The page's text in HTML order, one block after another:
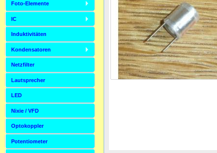
Foto-Elemente
IC
Induktivitäten
Kondensatoren
Netzfilter
Lautsprecher
LED
Nixie / VFD
Optokoppler
Potentiometer